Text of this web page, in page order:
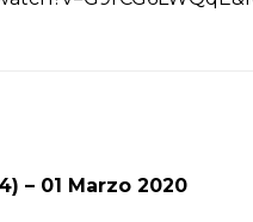
– 01 Marzo 2020